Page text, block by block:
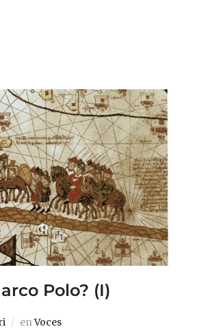
Polo? (I)
enVoces